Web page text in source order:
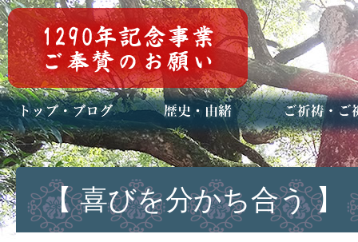
トップページ
ブログ(日々八百万)
お知らせ一覧 歴史・ご祭神
年中行事
メディア掲載 ご祈祷・ご祈
安産祈願
初宮参り
七五三詣
長寿のお祝い
神前結婚式
厄祓い・方位
車のお祓い
地鎮祭
神葬祭（神式
【 喜びを分かち合う 】